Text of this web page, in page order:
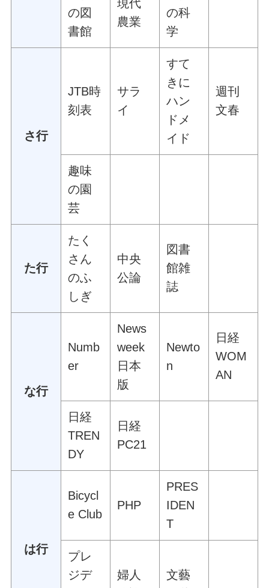
の図
書館
現代
農業
の科
学
さ行
JTB時
刻表
サラ
イ
すて
きに
ハン
ドメ
イド
週刊
文春
趣味
の園
芸
た行
たく
さん
のふ
しぎ
中央
公論
図書
館雑
誌
な行
Numb
er
News
week
日本
版
Newto
n
日経
WOM
AN
日経
TREN
DY
日経
PC21
は行
Bicycl
e Club
PHP
PRES
IDEN
T
プレ
ジデ
婦人
文藝